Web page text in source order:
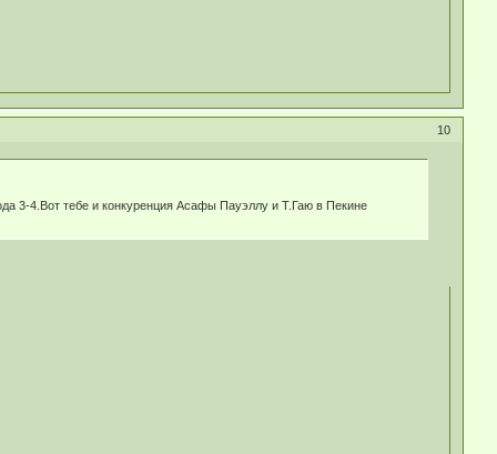
10
3-4.Вот тебе и конкуренция Асафы Пауэллу и Т.Гаю в Пекине